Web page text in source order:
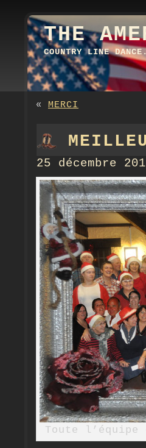
THE
COUNTRY LINE
« MERCI
25 décembre
Toute l’équipe «